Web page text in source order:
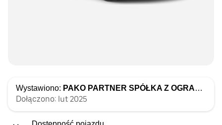
Wystawiono: PAKO PARTNER SPÓŁKA Z OGRANICZONĄ ODPOWIEDZIALNOŚCIĄ
Dołączono: lut 2025